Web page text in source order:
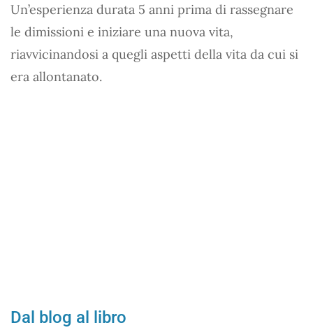
Un’esperienza durata 5 anni prima di rassegnare
le dimissioni e iniziare una nuova vita,
riavvicinandosi a quegli aspetti della vita da cui si
era allontanato.
Dal blog al libro